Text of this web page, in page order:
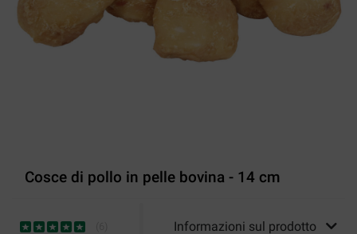
Cosce di pollo in pelle bovina - 14 cm
Informazioni sul prodotto